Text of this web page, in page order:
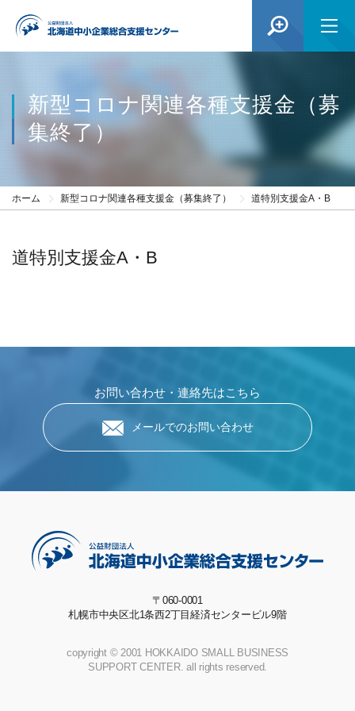
新型コロナ関連各種支援金（募
集終了）
ホーム 新型コロナ関連各種支援金（募集終了） 道特別支援金A・B
道特別支援金A・B
お問い合わせ・連絡先はこちら
メールでのお問い合わせ
〒060-0001
札幌市中央区北1条西2丁目経済センタービル9階
copyright © 2001 HOKKAIDO SMALL BUSINESS
SUPPORT CENTER. all rights reserved.